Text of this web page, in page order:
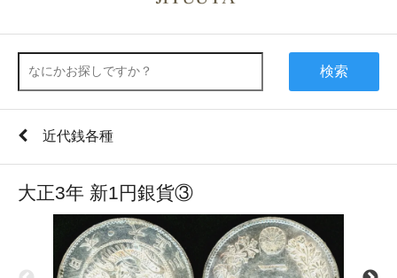
検索
近代銭各種
大正3年 新1円銀貨③